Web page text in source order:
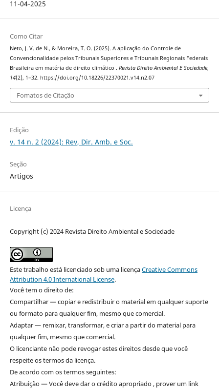
11-04-2025
Como Citar
Neto, J. V. de N., & Moreira, T. O. (2025). A aplicação do Controle de
Convencionalidade pelos Tribunais Superiores e Tribunais Regionais Federais
Brasileira em matéria de direito climático . Revista Direito Ambiental E Sociedade,
14(2), 1–32. https://doi.org/10.18226/22370021.v14.n2.07
Fomatos de Citação
Edição
v. 14 n. 2 (2024): Rev, Dir. Amb. e Soc.
Seção
Artigos
Licença
Copyright (c) 2024 Revista Direito Ambiental e Sociedade
Este trabalho está licenciado sob uma licençaCreative Commons
Attribution 4.0 International License.
Você tem o direito de:
Compartilhar — copiar e redistribuir o material em qualquer suporte
ou formato para qualquer fim, mesmo que comercial.
Adaptar — remixar, transformar, e criar a partir do material para
qualquer fim, mesmo que comercial.
O licenciante não pode revogar estes direitos desde que você
respeite os termos da licença.
De acordo com os termos seguintes:
Atribuição — Você deve dar o crédito apropriado , prover um link